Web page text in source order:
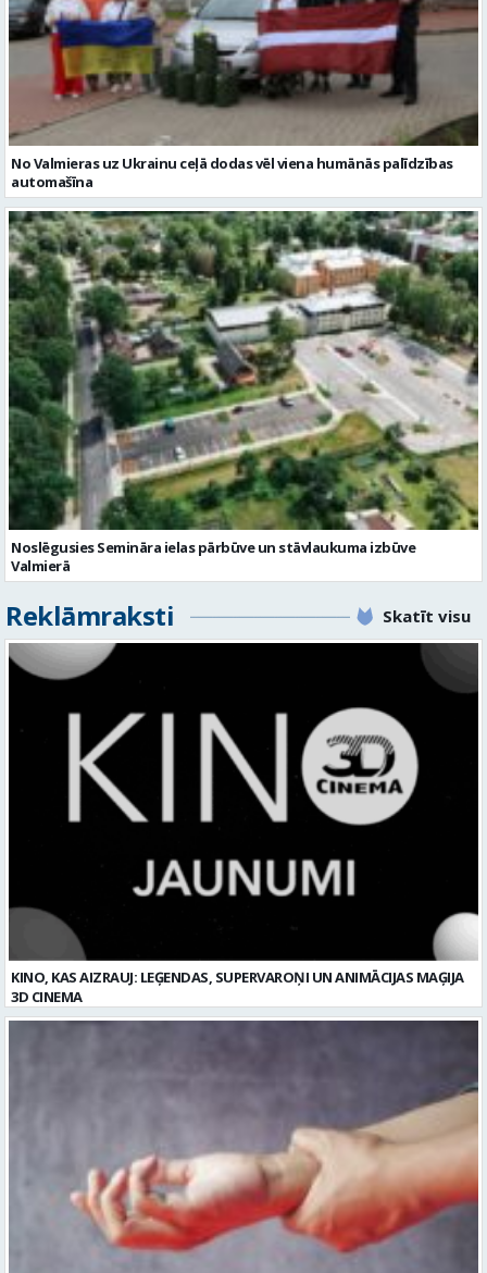
No Valmieras uz Ukrainu ceļā dodas vēl viena humānās palīdzības
automašīna
Noslēgusies Semināra ielas pārbūve un stāvlaukuma izbūve
Valmierā
Reklāmraksti Skatīt visu
Plaukstas locītavas sastiepums: kā to novērst, atpazīt un veiksmīgi